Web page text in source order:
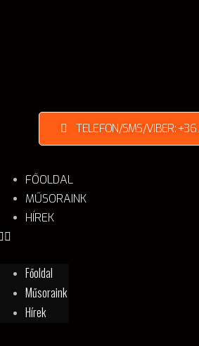
FŐOLDAL
MŰSORAINK
HÍREK
Főoldal
Műsoraink
Hírek
TELEFON/SMS/VIBER: